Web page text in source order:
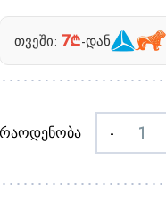
თვეში: 7₾-დან
რაოდენობა -